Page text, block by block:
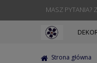
MASZ PYTANIA?
Strona główna